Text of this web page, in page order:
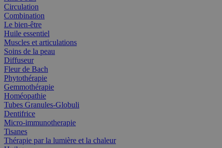
Circulation
Combination
Le bien-être
Huile essentiel
Muscles et articulations
Soins de la peau
Diffuseur
Fleur de Bach
Phytothérapie
Gemmothérapie
Homéopathie
Tubes Granules-Globuli
Dentifrice
Micro-immunotherapie
Tisanes
Thérapie par la lumière et la chaleur